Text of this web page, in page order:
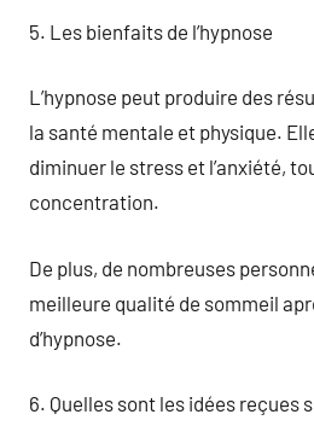
5. Les bienfaits de l’hypnose
L’hypnose peut produire des
la santé mentale et physique.
diminuer le stress et l’anxiété,
concentration.
De plus, de nombreuses
meilleure qualité de sommeil
d’hypnose.
6. Quelles sont les idées reçues